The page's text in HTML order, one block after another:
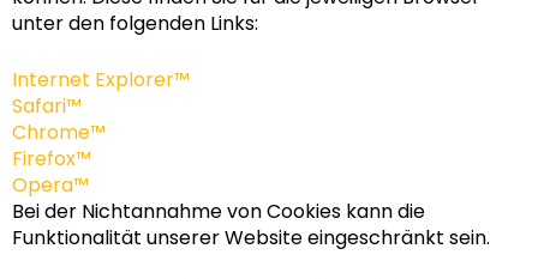
unter den folgenden Links:
Internet Explorer™
Safari™
Chrome™
Firefox™
Opera™
Bei der Nichtannahme von Cookies kann die
Funktionalität unserer Website eingeschränkt sein.